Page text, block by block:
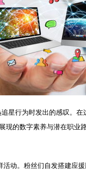
行为时发出的感叹。
现的数字素养与潜在职业路
动。粉丝们自发搭建